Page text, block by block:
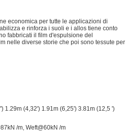
economica per tutte le applicazioni di
e rinforza i suoli e i allos tiene conto
fabbricati il film d'espulsione del
nelle diverse storie che poi sono tessute per
1.29m (4,32') 1.91m (6,25') 3.81m (12,5 ')
/m, Weft@60kN /m